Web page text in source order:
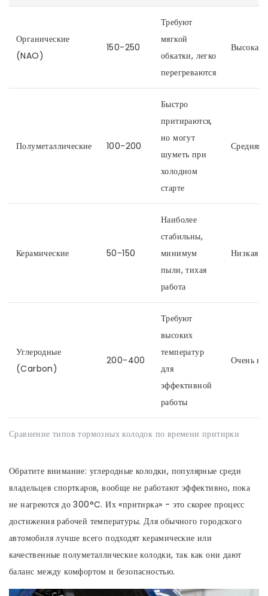
Сравнение типов тормозных колодок по времени притирки
Органические
(NAO)
150-250
Требуют
мягкой
обкатки, легко
перегреваются
Высокая
Полуметаллические 100-200
Быстро
притираются,
но могут
шуметь при
холодном
старте
Средняя
Керамические 50-150
Наиболее
стабильны,
минимум
пыли, тихая
работа
Низкая
Углеродные
(Carbon)
200-400
Требуют
высоких
температур
для
эффективной
работы
Очень
Обратите внимание: углеродные колодки, популярные среди
владельцев спорткаров, вообще не работают эффективно, пока
не нагреются до 300°C. Их «притирка» - это скорее процесс
достижения рабочей температуры. Для обычного городского
автомобиля лучше всего подходят керамические или
качественные полуметаллические колодки, так как они дают
баланс между комфортом и безопасностью.